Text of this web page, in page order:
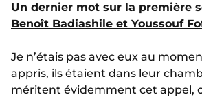
Un dernier mot sur la première
Benoît Badiashile et Youssouf
Je n’étais pas avec eux au
appris, ils étaient dans leur
méritent évidemment cet appel,